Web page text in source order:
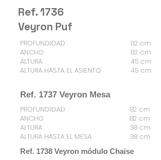
Ref. 1736
Veyron Puf
PROFUNDIDAD
ANCHO
ALTURA
ALTURA HASTA EL ASIENTO
82 cm
82 cm
45 cm
45 cm
Ref. 1737 Veyron Mesa
PROFUNDIDAD
ANCHO
ALTURA
ALTURA HASTA EL MESA
82 cm
82 cm
38 cm
38 cm
Ref. 1738 Veyron módulo Chaise